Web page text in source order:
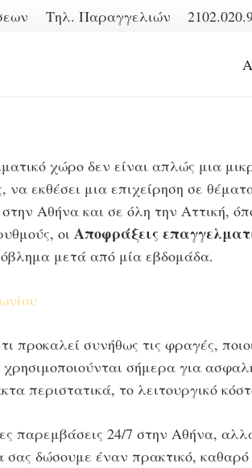
Τηλ. Παραγγελιών
χώρο δεν είναι απλώς μια
να εκθέσει μια επιχείρηση σε
Αθήνα και σε όλη την Αττική,
οι Αποφράξεις
μετά από μία εβδομάδα.
προκαλεί συνήθως τις φραγές,
σήμερα για
περιστατικά, το λειτουργικό
παρεμβάσεις 24/7 στην Αθήνα,
σας δώσουμε έναν πρακτικό,